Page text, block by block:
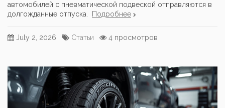
автомобилей с пневматической подвеской отправляются в
долгожданные отпуска.
Подробнее
July 2, 2026 Статьи 4 просмотров